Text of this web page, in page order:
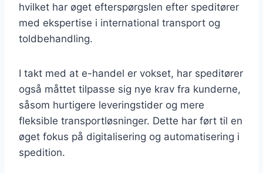
hvilket har øget efterspørgslen efter speditører
med ekspertise i international transport og
toldbehandling.
I takt med at e-handel er vokset, har speditører
også måttet tilpasse sig nye krav fra kunderne,
såsom hurtigere leveringstider og mere
fleksible transportløsninger. Dette har ført til en
øget fokus på digitalisering og automatisering i
spedition.